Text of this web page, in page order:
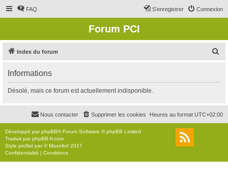
FAQ Connexion
S’enregistrer
Forum PCI
Index du forum
r
c
r
Informations
Désolé, mais ce forum est actuellement indisponible.
Heures au format UTC+02:00
Supprimer les cookies
Nous contacter
Développé parphpBB® Forum Software © phpBB Limited
Traduit parphpBB-fr.com
Style proflat par ©Mazeltof 2017
Confidentialité | Conditions